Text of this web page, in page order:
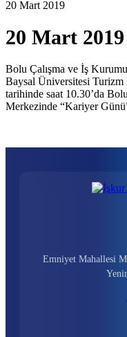
20 Mart 2019
20 Mart
Bolu Çalışma ve İş
Baysal Üniversitesi
tarihinde saat 10.30’da
Merkezinde “Kariyer
Emniyet Mahallesi